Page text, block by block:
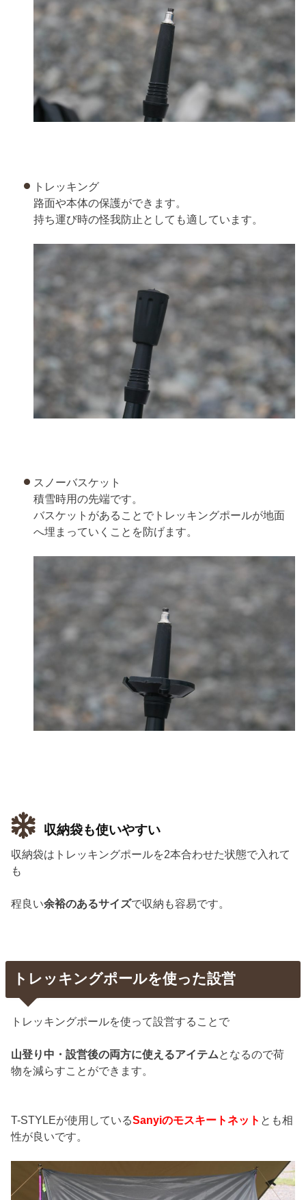
トレッキング
路面や本体の保護ができます。
持ち運び時の怪我防止としても適しています。
スノーバスケット
積雪時用の先端です。
バスケットがあることでトレッキングポールが地面
へ埋まっていくことを防げます。
収納袋も使いやすい
収納袋はトレッキングポールを2本合わせた状態で入れて
も
程良い余裕のあるサイズで収納も容易です。
トレッキングポールを使った設営
トレッキングポールを使って設営することで
山登り中・設営後の両方に使えるアイテムとなるので荷
物を減らすことができます。
T-STYLEが使用しているSanyiのモスキートネット とも相
性が良いです。